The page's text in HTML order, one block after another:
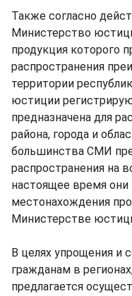
Также согласно
Министерство
продукция которого
распространения
территории
юстиции
предназначена для
района, города и
большинства СМИ
распространения на
настоящее время
местонахождения
Министерстве
В целях упрощения и
гражданам в
предлагается